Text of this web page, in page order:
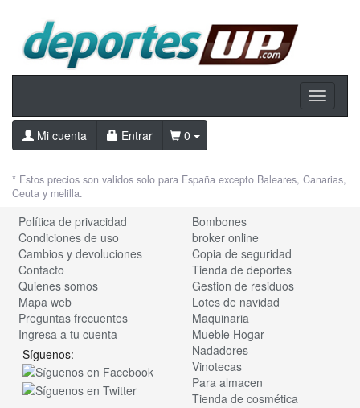
Toggle
Mi cuenta
Entrar 0
* Estos precios son validos solo para España excepto Baleares, Canarias,
Ceuta y melilla.
Política de privacidad
Condiciones de uso
Cambios y devoluciones
Contacto
Quienes somos
Mapa web
Preguntas frecuentes
Ingresa a tu cuenta
Síguenos:
Bombones
broker online
Copia de seguridad
Tienda de deportes
Gestion de residuos
Lotes de navidad
Maquinaria
Mueble Hogar
Nadadores
Vinotecas
Para almacen
Tienda de cosmética